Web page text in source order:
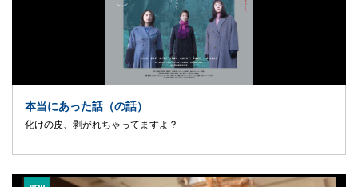
本当にあった話（の話）
化けの皮、剥がれちゃってますよ？